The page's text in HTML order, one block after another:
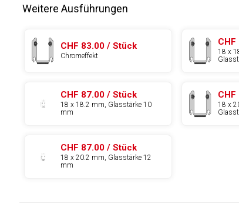
Weitere Ausführungen
CHF 83.00 / Stück
Chromeffekt
18 x
CHF 87.00 / Stück
18 x 18.2 mm, Glasstärke 10
mm
18 x
CHF 87.00 / Stück
18 x 20.2 mm, Glasstärke 12
mm